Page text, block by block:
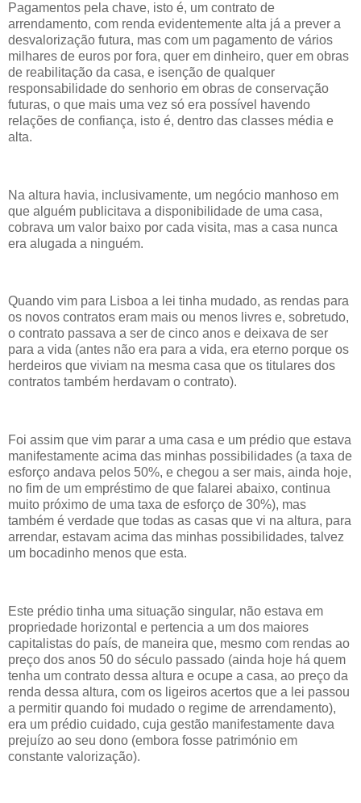
Pagamentos pela chave, isto é, um contrato de
arrendamento, com renda evidentemente alta já a prever a
desvalorização futura, mas com um pagamento de vários
milhares de euros por fora, quer em dinheiro, quer em obras
de reabilitação da casa, e isenção de qualquer
responsabilidade do senhorio em obras de conservação
futuras, o que mais uma vez só era possível havendo
relações de confiança, isto é, dentro das classes média e
alta.
Na altura havia, inclusivamente, um negócio manhoso em
que alguém publicitava a disponibilidade de uma casa,
cobrava um valor baixo por cada visita, mas a casa nunca
era alugada a ninguém.
Quando vim para Lisboa a lei tinha mudado, as rendas para
os novos contratos eram mais ou menos livres e, sobretudo,
o contrato passava a ser de cinco anos e deixava de ser
para a vida (antes não era para a vida, era eterno porque os
herdeiros que viviam na mesma casa que os titulares dos
contratos também herdavam o contrato).
Foi assim que vim parar a uma casa e um prédio que estava
manifestamente acima das minhas possibilidades (a taxa de
esforço andava pelos 50%, e chegou a ser mais, ainda hoje,
no fim de um empréstimo de que falarei abaixo, continua
muito próximo de uma taxa de esforço de 30%), mas
também é verdade que todas as casas que vi na altura, para
arrendar, estavam acima das minhas possibilidades, talvez
um bocadinho menos que esta.
Este prédio tinha uma situação singular, não estava em
propriedade horizontal e pertencia a um dos maiores
capitalistas do país, de maneira que, mesmo com rendas ao
preço dos anos 50 do século passado (ainda hoje há quem
tenha um contrato dessa altura e ocupe a casa, ao preço da
renda dessa altura, com os ligeiros acertos que a lei passou
a permitir quando foi mudado o regime de arrendamento),
era um prédio cuidado, cuja gestão manifestamente dava
prejuízo ao seu dono (embora fosse património em
constante valorização).